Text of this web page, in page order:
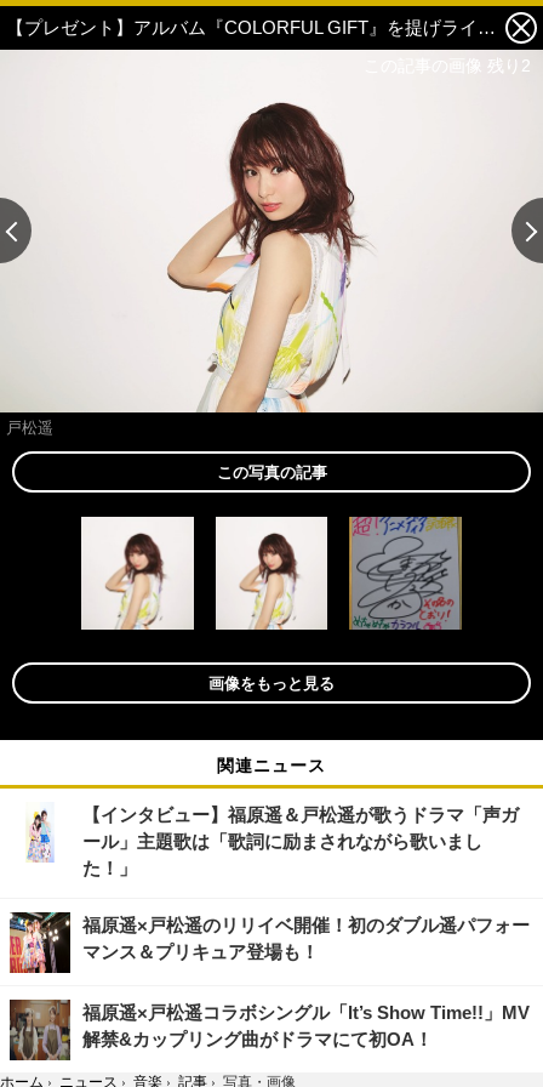
【プレゼント】アルバム『COLORFUL GIFT』を提げライブツアーへ！戸松遥サイン色紙プレゼント 2枚目の写真・画像
戸松遥
この記事の画像 残り2
この写真の記事
画像をもっと見る
関連ニュース
【インタビュー】福原遥＆戸松遥が歌うドラマ「声ガ
ール」主題歌は「歌詞に励まされながら歌いまし
た！」
福原遥×戸松遥のリリイベ開催！初のダブル遥パフォー
マンス＆プリキュア登場も！
福原遥×戸松遥コラボシングル「It’s Show Time!!」MV
解禁&カップリング曲がドラマにて初OA！
この記事の画像 残り2
ホーム › ニュース › 音楽 › 記事 › 写真・画像